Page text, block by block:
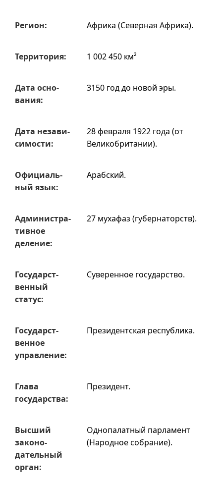
Регион: Африка (Северная Африка).
Терри­тория: 1 002 450 км²
Дата осно­
вания:
3150 год до новой эры.
Дата незави­
симости:
28 февраля 1922 года (от
Великобритании).
Офи­циаль­
ный язык:
Арабский.
Админи­стра­
тивное
деле­ние:
27 мухафаз (губернаторств).
Государст­
венный
статус:
Суверенное государство.
Государст­
венное
управ­ление:
Президентская республика.
Глава
государ­ства:
Президент.
Высший
законо­
датель­ный
орган:
Однопалатный парламент
(Народное собрание).